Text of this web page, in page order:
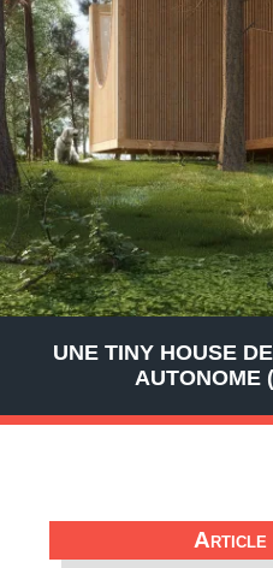
UNE TINY HOUSE
AUTONOME
Article